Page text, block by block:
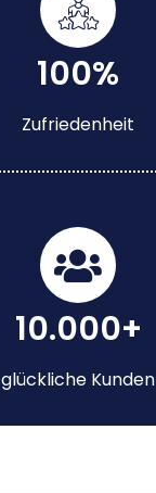
100%
Zufriedenheit
10.000+
glückliche Kunden